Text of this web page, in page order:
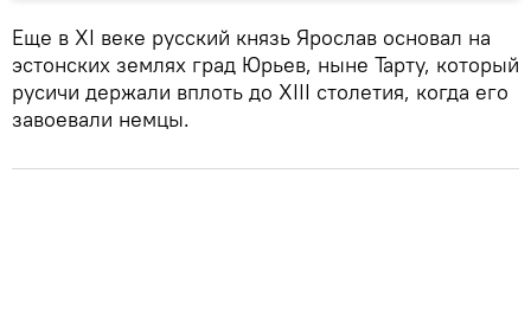
Еще в XI веке русский князь Ярослав основал на
эстонских землях град Юрьев, ныне Тарту, который
русичи держали вплоть до XIII столетия, когда его
завоевали немцы.